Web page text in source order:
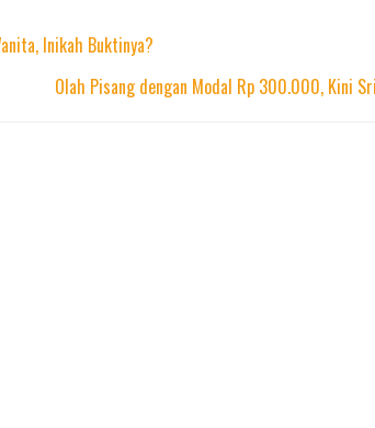
Inikah Buktinya?
Olah Pisang dengan Modal Rp 300.000, Kini